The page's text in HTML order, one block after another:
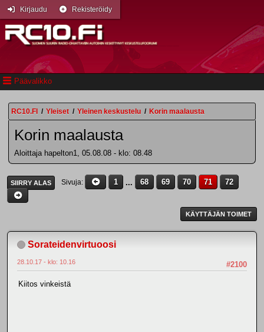
Päävalikko
Kirjaudu Rekisteröidy
RC10.FI / Yleiset / Yleinen keskustelu / Korin maalausta
Korin maalausta
Aloittaja hapelton1, 05.08.08 - klo: 08.48
SIIRRY ALAS Sivuja 1 ... 68 69 70 71 72
KÄYTTÄJÄN TOIMET
Sorateidenvirtuoosi
#2100
28.10.17 - klo: 10.16
Kiitos vinkeistä